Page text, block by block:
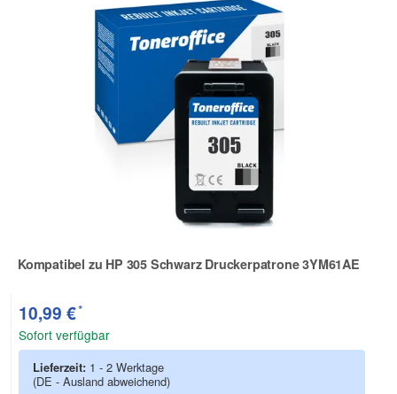
Kompatibel zu HP 305 Schwarz Druckerpatrone 3YM61AE
Zur Artikelbewertung
10,99 €*
Sofort verfügbar
Lieferzeit: 1 - 2 Werktage
(DE - Ausland abweichend)